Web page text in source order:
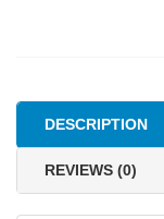
DESCRIPTION
REVIEWS (0)